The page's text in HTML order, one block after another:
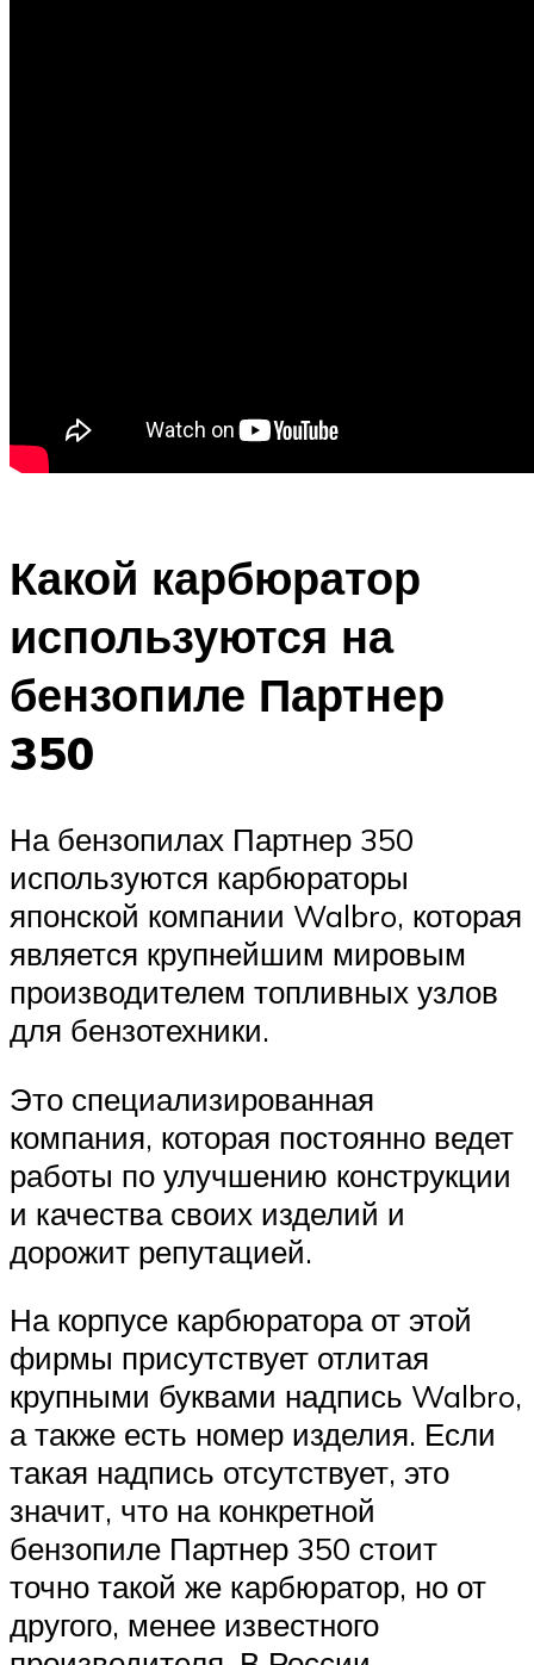
Какой карбюратор
используются на
бензопиле Партнер
350
На бензопилах Партнер 350
используются карбюраторы
японской компании Walbro, которая
является крупнейшим мировым
производителем топливных узлов
для бензотехники.
Это специализированная
компания, которая постоянно ведет
работы по улучшению конструкции
и качества своих изделий и
дорожит репутацией.
На корпусе карбюратора от этой
фирмы присутствует отлитая
крупными буквами надпись Walbro,
а также есть номер изделия. Если
такая надпись отсутствует, это
значит, что на конкретной
бензопиле Партнер 350 стоит
точно такой же карбюратор, но от
другого, менее известного